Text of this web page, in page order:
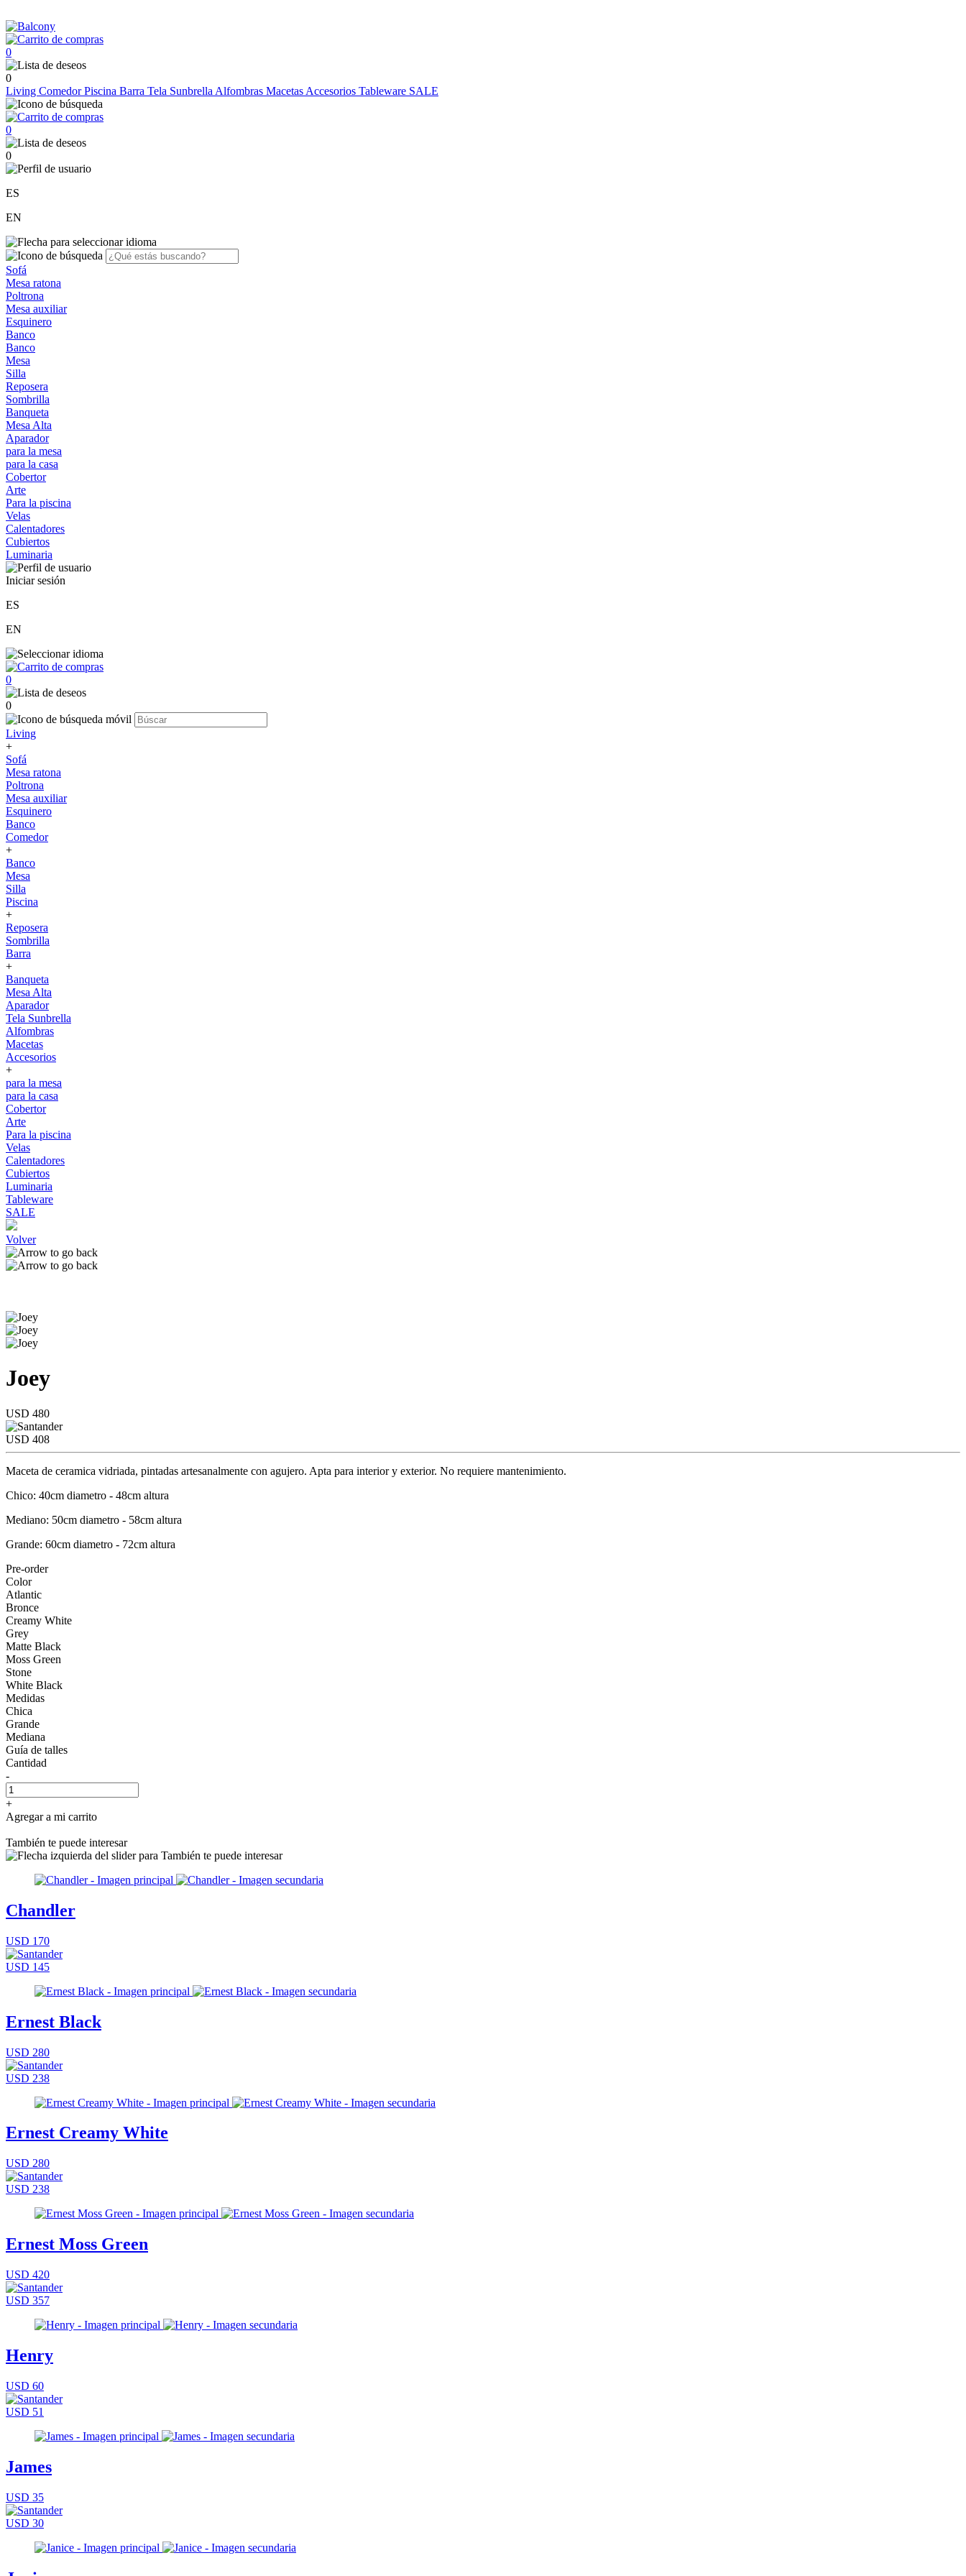
0
0
Living ComedorPiscina Barra Tela Sunbrella Alfombras Macetas Accesorios Tableware SALE
0
0
ES
EN
Sofá
Mesa ratona
Poltrona
Mesa auxiliar
Esquinero
Banco
Banco
Mesa
Silla
Reposera
Sombrilla
Banqueta
Mesa Alta
Aparador
para la mesa
para la casa
Cobertor
Arte
Para la piscina
Velas
Calentadores
Cubiertos
Luminaria
Iniciar sesión
ES
EN
0
0
Living
+
Sofá
Mesa ratona
Poltrona
Mesa auxiliar
Esquinero
Banco
Comedor
+
Banco
Mesa
Silla
Piscina
+
Reposera
Sombrilla
Barra
+
Banqueta
Mesa Alta
Aparador
Tela Sunbrella
Alfombras
Macetas
Accesorios
+
para la mesa
para la casa
Cobertor
Arte
Para la piscina
Velas
Calentadores
Cubiertos
Luminaria
Tableware
SALE
Volver
Joey
USD 480
USD 408
Maceta de ceramica vidriada, pintadas artesanalmente con agujero. Apta para interior y exterior. No requiere mantenimiento.
Chico: 40cm diametro - 48cm altura
Mediano: 50cm diametro - 58cm altura
Grande: 60cm diametro - 72cm altura
Pre-order
Color
Atlantic
Bronce
Creamy White
Grey
Matte Black
Moss Green
Stone
White Black
Medidas
Chica
Grande
Mediana
Guía de talles
Cantidad
-
+
Agregar a mi carrito
También te puede interesar
Chandler
USD 170
USD 145
Ernest Black
USD 280
USD 238
Ernest Creamy White
USD 280
USD 238
Ernest Moss Green
USD 420
USD 357
Henry
USD 60
USD 51
James
USD 35
USD 30